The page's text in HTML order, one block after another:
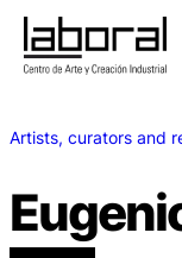
Artists, curators and